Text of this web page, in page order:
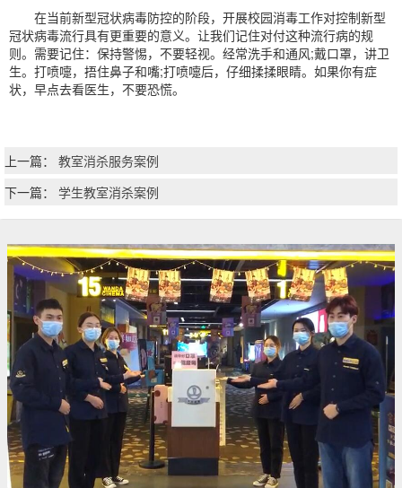
在当前新型冠状病毒防控的阶段，开展校园消毒工作对控制新型
冠状病毒流行具有更重要的意义。让我们记住对付这种流行病的规
则。需要记住：保持警惕，不要轻视。经常洗手和通风;戴口罩，讲卫
生。打喷嚏，捂住鼻子和嘴;打喷嚏后，仔细揉揉眼睛。如果你有症
状，早点去看医生，不要恐慌。
上一篇： 教室消杀服务案例
下一篇： 学生教室消杀案例